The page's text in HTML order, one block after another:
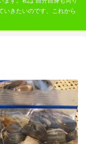
きたいのです、これから